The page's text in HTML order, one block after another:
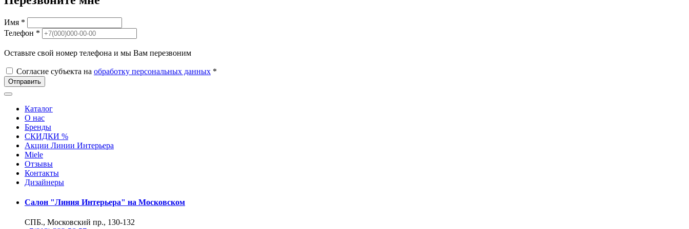
Имя *
Телефон *
Оставьте свой номер телефона и мы Вам перезвоним
Согласие субъекта на обработку персональных данных *
Отправить
Каталог
О нас
Бренды
СКИДКИ %
Акции Линии Интерьера
Miele
Отзывы
Контакты
Дизайнеры
Салон "Линия Интерьера" на Московском
СПБ., Московский пр., 130-132